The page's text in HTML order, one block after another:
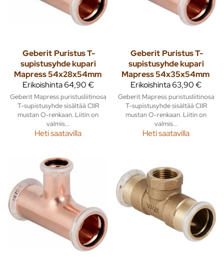
Geberit Puristus T-
supistusyhde kupari
Mapress 54x28x54mm
Erikoishinta64,90 €
Geberit Mapress puristusliitinosa
T-supistusyhde sisältää CIIR
mustan O-renkaan. Liitin on
valmis...
Heti saatavilla
Geberit Puristus T-
supistusyhde kupari
Mapress 54x35x54mm
Erikoishinta63,90 €
Geberit Mapress puristusliitinosa
T-supistusyhde sisältää CIIR
mustan O-renkaan. Liitin on
valmis...
Heti saatavilla